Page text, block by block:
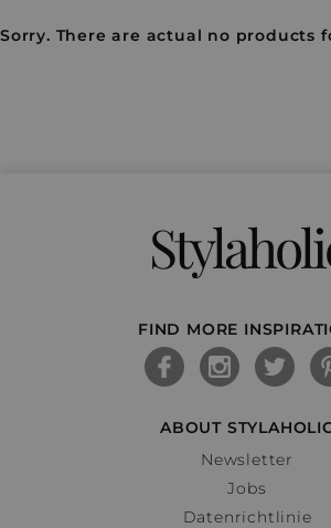
Sorry. There are actual no products
FIND MORE
ABOUT
Newsletter
Jobs
Datenrichtlinie